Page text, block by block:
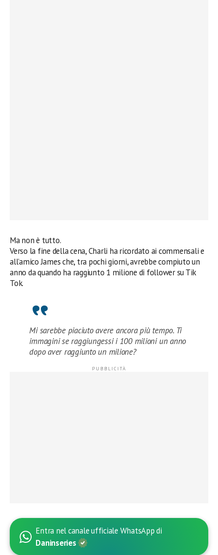
Ma non è tutto.
Verso la fine della cena, Charli ha ricordato ai commensali e
all’amico James che, tra pochi giorni, avrebbe compiuto un
anno da quando ha raggiunto 1 milione di follower su Tik
Tok.
Mi sarebbe piaciuto avere ancora più tempo. Ti
immagini se raggiungessi i 100 milioni un anno
dopo aver raggiunto un milione?
Entra nel canale ufficiale WhatsApp di
Daninseries